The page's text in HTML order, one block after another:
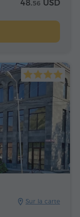
48.56 USD
Sur la carte